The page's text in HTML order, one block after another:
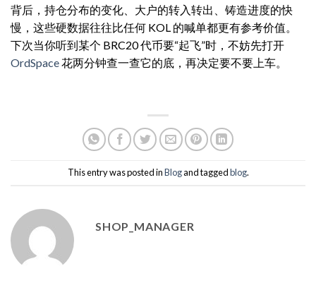
背后，持仓分布的变化、大户的转入转出、铸造进度的快
慢，这些硬数据往往比任何 KOL 的喊单都更有参考价值。
下次当你听到某个 BRC20 代币要“起飞”时，不妨先打开
OrdSpace花两分钟查一查它的底，再决定要不要上车。
This entry was posted inBlogand taggedblog.
SHOP_MANAGER